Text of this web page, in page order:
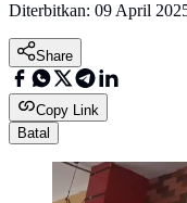
Diterbitkan: 09 April
Share
Copy Link
Batal